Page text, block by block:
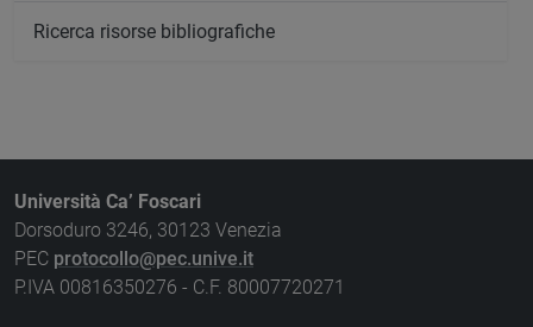
Ricerca risorse bibliografiche
Università Ca’ Foscari
Dorsoduro 3246, 30123 Venezia
PEC protocollo@pec.unive.it
P.IVA 00816350276 - C.F. 80007720271